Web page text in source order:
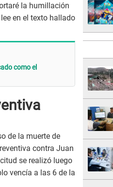
la humillación
en el texto hallado
como el
de la muerte de
contra Juan
se realizó luego
vencía a las 6 de la